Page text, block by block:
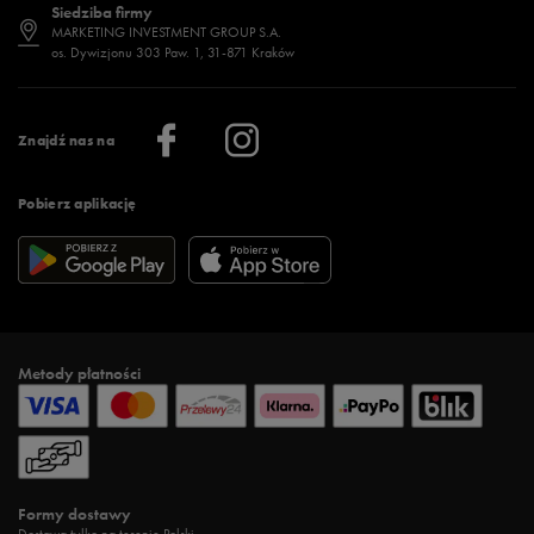
Znajdź nas na
Pobierz aplikację
Regulamin sklepu 50 style
Regulamin aplikacji 50 style
Więcej regulaminów >
Jak wybrać buty na zimę?
Więcej >
Stylizacje damskie
Sklepy stacjonarne
Klub 50 style
Praca
Informacje o firmie
Siedziba firmy
MARKETING INVESTMENT GROUP S.A.
os. Dywizjonu 303 Paw. 1, 31-871 Kraków
Metody płatności
Formy dostawy